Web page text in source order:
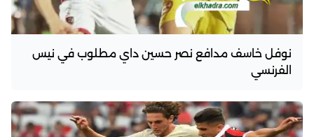
نوفل خاسف مدافع نصر حسين داي مطلوب في نيس
الفرنسي